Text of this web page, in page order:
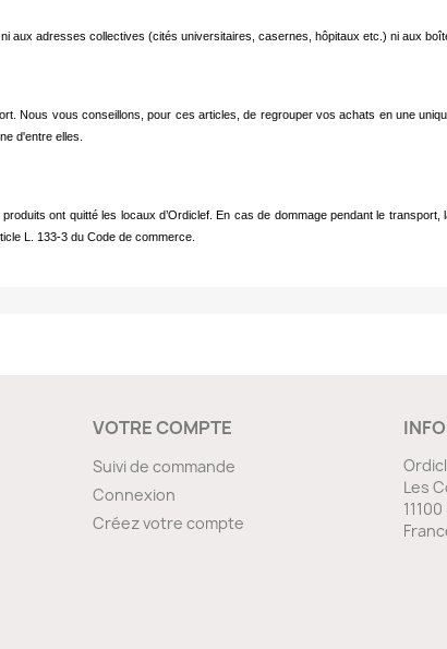
aux adresses collectives (cités universitaires, casernes, hôpitaux etc.) ni aux
Nous vous conseillons, pour ces articles, de regrouper vos achats en une
d'entre elles.
ont quitté les locaux d’Ordiclef. En cas de dommage pendant le
L. 133-3 du Code de commerce.
VOTRE COMPTE
Suivi de commande
Connexion
Créez votre compte
Les